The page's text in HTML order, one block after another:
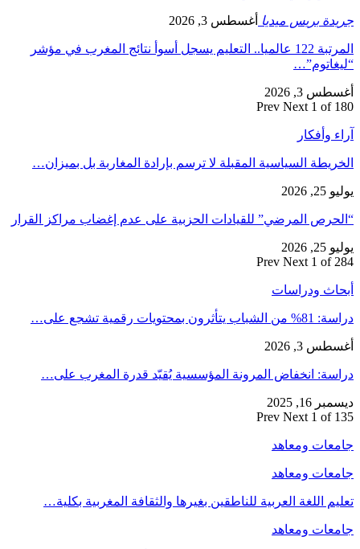
جريدة بريس ميديا أغسطس 3, 2026
المرتبة 122 عالميا.. التعليم يسجل أسوأ نتائج المغرب في مؤشر
“ليغاتوم”…
أغسطس 3, 2026
Prev Next 1 of 180
آراء وأفكار
الخريطة السياسية المقبلة لا ترسم بإرادة المغاربة بل بميزان…
يوليو 25, 2026
“الحرص المرضي” للقيادات الحزبية على عدم إغضاب مراكز القرار
يوليو 25, 2026
Prev Next 1 of 284
أبحاث ودراسات
دراسة: 81% من الشباب يتأثرون بمحتويات رقمية تشجع على…
أغسطس 3, 2026
دراسة: انخفاض المرونة المؤسسية يُقيّد قدرة المغرب على…
ديسمبر 16, 2025
Prev Next 1 of 135
جامعات ومعاهد
جامعات ومعاهد
تعليم اللغة العربية للناطقين بغيرها والثقافة المغربية بكلية…
جامعات ومعاهد